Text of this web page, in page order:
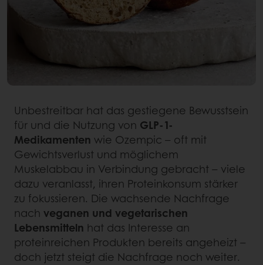
Unbestreitbar hat das gestiegene Bewusstsein
für und die Nutzung von GLP-1-
Medikamenten wie Ozempic – oft mit
Gewichtsverlust und möglichem
Muskelabbau in Verbindung gebracht – viele
dazu veranlasst, ihren Proteinkonsum stärker
zu fokussieren. Die wachsende Nachfrage
nach veganen und vegetarischen
Lebensmitteln hat das Interesse an
proteinreichen Produkten bereits angeheizt –
doch jetzt steigt die Nachfrage noch weiter.